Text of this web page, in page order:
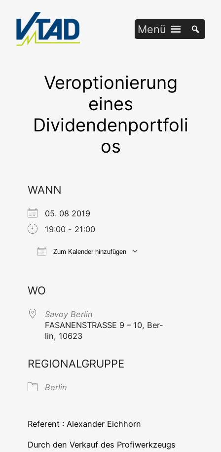
springen
Menü
Veroptionierung
eines
Dividendenportfoli
os
WANN
05. 08 2019
19:00 - 21:00
Zum Kalender hinzufügen
WO
Savoy Ber­lin
FASANENSTRASSE 9 – 10, Ber­
lin, 10623
REGIONALGRUPPE
Ber­lin
Refe­rent : Alex­an­der Eichhorn
Durch den Ver­kauf des Pro­fi­werk­zeugs